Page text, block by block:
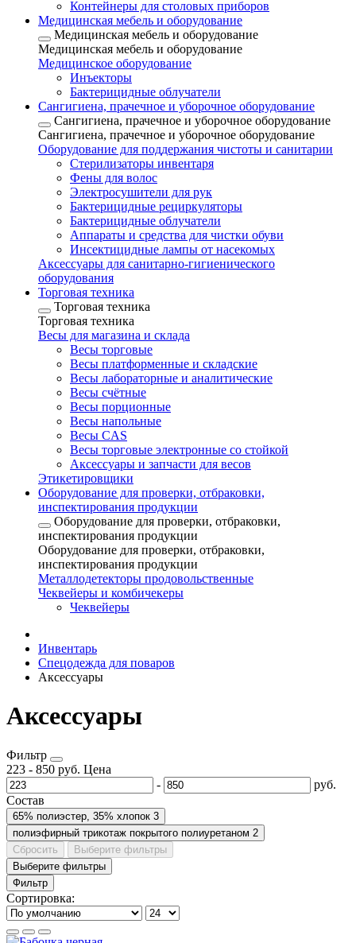
Контейнеры для столовых приборов
Медицинская мебель и оборудование
Медицинская мебель и оборудование
Медицинская мебель и оборудование
Медицинское оборудование
Инъекторы
Бактерицидные облучатели
Сангигиена, прачечное и уборочное оборудование
Сангигиена, прачечное и уборочное оборудование
Сангигиена, прачечное и уборочное оборудование
Оборудование для поддержания чистоты и санитарии
Стерилизаторы инвентаря
Фены для волос
Электросушители для рук
Бактерицидные рециркуляторы
Бактерицидные облучатели
Аппараты и средства для чистки обуви
Инсектицидные лампы от насекомых
Аксессуары для санитарно-гигиенического
оборудования
Торговая техника
Торговая техника
Торговая техника
Весы для магазина и склада
Весы торговые
Весы платформенные и складские
Весы лабораторные и аналитические
Весы счётные
Весы порционные
Весы напольные
Весы CAS
Весы торговые электронные со стойкой
Аксессуары и запчасти для весов
Этикетировщики
Оборудование для проверки, отбраковки,
инспектирования продукции
Оборудование для проверки, отбраковки,
инспектирования продукции
Оборудование для проверки, отбраковки,
инспектирования продукции
Металлодетекторы продовольственные
Чеквейеры и комбичекеры
Чеквейеры
Инвентарь
Спецодежда для поваров
Аксессуары
Аксессуары
Фильтр
223 - 850 руб. Цена
-
руб.
Состав
65% полиэстер, 35% хлопок 3
полиэфирный трикотаж покрытого полиуретаном 2
Сбросить
Выберите фильтры
Выберите фильтры
Фильтр
Сортировка: